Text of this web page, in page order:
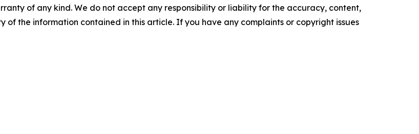
of any kind. We do not accept any responsibility or liability for the accuracy, content,
of the information contained in this article. If you have any complaints or copyright issues